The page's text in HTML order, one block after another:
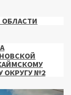
ОБЛАСТИ
ОКРУГУ №2